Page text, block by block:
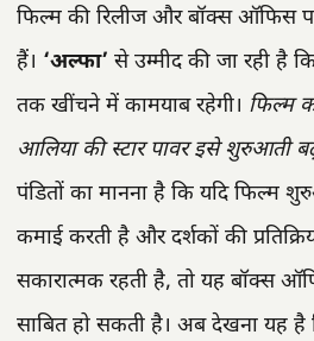
फिल्म की रिलीज और बॉक्स ऑफिस
हैं। ‘अल्फा’ से उम्मीद की जा रही है
तक खींचने में कामयाब रहेगी। फिल्म
आलिया की स्टार पावर इसे शुरुआती
पंडितों का मानना है कि यदि फिल्म
कमाई करती है और दर्शकों की
सकारात्मक रहती है, तो यह बॉक्स
साबित हो सकती है। अब देखना यह है